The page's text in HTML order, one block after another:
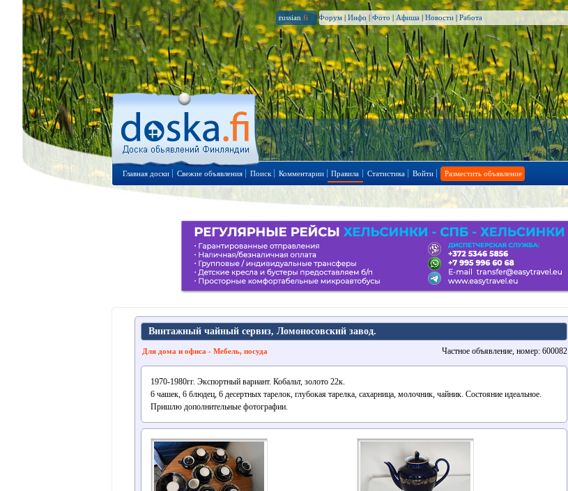
russian .fi Форум | Инфо | Фото | Афиша | Новости | Работа
Главная доски Свежие объявления Поиск Комментарии Правила Статистика Войти Разместить объявление
Винтажный чайный сервиз, Ломоносовский завод.
Для дома и офиса - Мебель, посуда Частное объявление, номер: 600082
1970-1980гг. Экспортный вариант. Кобальт, золото 22к.
6 чашек, 6 блюдец, 6 десертных тарелок, глубокая тарелка, сахарница, молочник, чайник. Состояние идеальное.
Пришлю дополнительные фотографии.